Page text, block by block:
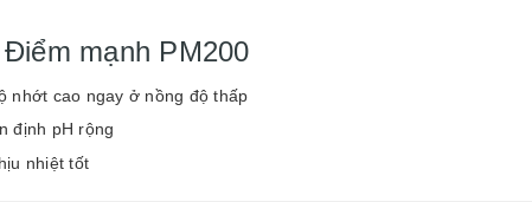
Điểm mạnh PM200
nhớt cao ngay ở nồng độ thấp
định pH rộng
nhiệt tốt